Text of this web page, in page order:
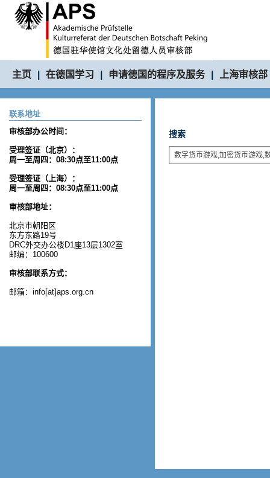
主页 在德国学习 申请德国的程序及服务 上海审核部
联系地址
审核部办公时间：
受理签证（北京）：
周一至周四：08:30点至11:00点
受理签证（上海）：
周一至周四：08:30点至11:00点
审核部地址：
北京市朝阳区
东方东路19号
DRC外交办公楼D1座13层1302室
邮编：100600
审核部联系方式：
邮箱：info[at]aps.org.cn
搜索